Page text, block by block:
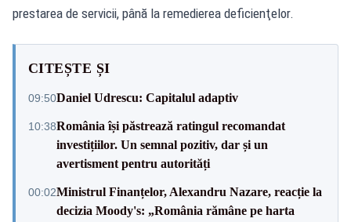
prestarea de servicii, până la remedierea deficienţelor.
CITEȘTE ȘI
09:50Daniel Udrescu: Capitalul adaptiv
10:38România își păstrează ratingul recomandat
investițiilor. Un semnal pozitiv, dar și un
avertisment pentru autorități
00:02Ministrul Finanțelor, Alexandru Nazare, reacție la
decizia Moody's: „România rămâne pe harta